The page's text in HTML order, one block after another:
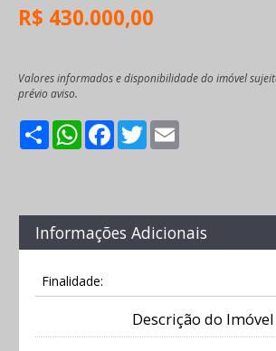
R$ 430.000,00
Valores informados e disponibilidade do imóvel
prévio aviso.
ShareWhatsApp
Facebook
Twitter
Informações Adicionais
Finalidade:
Descrição do Imóvel